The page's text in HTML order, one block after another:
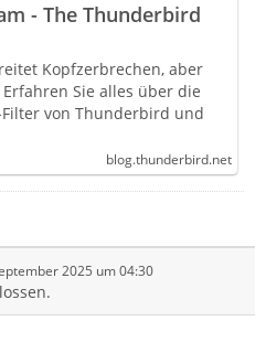
- The Thunderbird
Kopfzerbrechen, aber
Sie alles über die
von Thunderbird und
blog.thunderbird.net
2025 um 04:30